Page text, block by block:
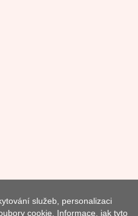
s.r.o. , vývoj a provoz
služeb, personalizaci
cookie. Informace, jak tyto